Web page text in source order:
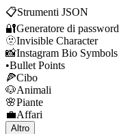
📋Strumenti JSON
🔐Generatore di password
🫥Invisible Character
📸Instagram Bio Symbols
•Bullet Points
🍕Cibo
🐶Animali
🌸Piante
💼Affari
Altro